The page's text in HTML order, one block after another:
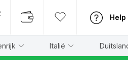
Help
Italië